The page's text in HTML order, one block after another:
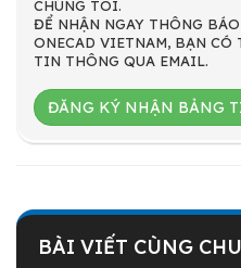
CHÚNG TÔI.
ĐỂ NHẬN NGAY THÔNG
ONECAD VIETNAM, BẠN
TIN THÔNG QUA EMAIL.
ĐĂNG KÝ NHẬN BẢNG
BÀI VIẾT CÙNG